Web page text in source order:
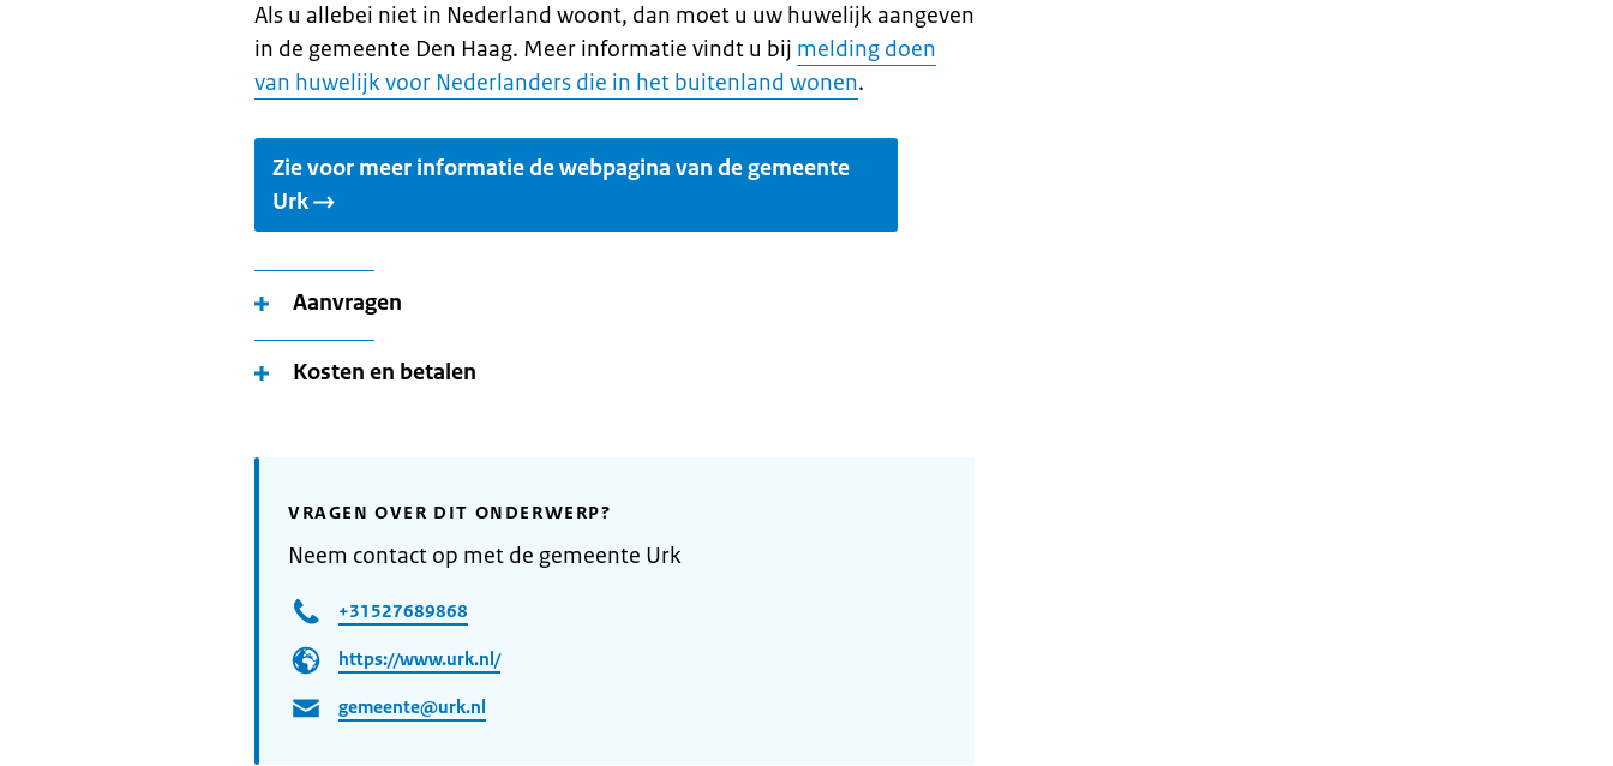
Als u allebei niet in Nederland woont, dan moet u uw huwelijk aangeven
in de gemeente Den Haag. Meer informatie vindt u bij melding doen
van huwelijk voor Nederlanders die in het buitenland wonen.
Zie voor meer informatie de webpagina van de gemeente
Urk
Aanvragen
Kosten en betalen
VRAGEN OVER DIT ONDERWERP?
Neem contact op met de gemeente Urk
+31527689868
https://www.urk.nl/
gemeente@urk.nl